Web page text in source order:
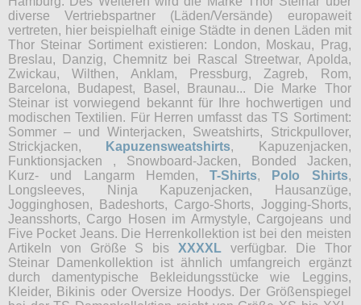
diverse Vertriebspartner (Läden/Versände) europaweit
vertreten, hier beispielhaft einige Städte in denen Läden mit
Thor Steinar Sortiment existieren: London, Moskau, Prag,
Breslau, Danzig, Chemnitz bei Rascal Streetwar, Apolda,
Zwickau, Wilthen, Anklam, Pressburg, Zagreb, Rom,
Barcelona, Budapest, Basel, Braunau... Die Marke Thor
Steinar ist vorwiegend bekannt für Ihre hochwertigen und
modischen Textilien. Für Herren umfasst das TS Sortiment:
Sommer – und Winterjacken, Sweatshirts, Strickpullover,
Strickjacken,
Kapuzensweatshirts, Kapuzenjacken,
Funktionsjacken , Snowboard-Jacken, Bonded Jacken,
Kurz- und Langarm Hemden,T-Shirts, Polo Shirts,
Longsleeves, Ninja Kapuzenjacken, Hausanzüge,
Jogginghosen, Badeshorts, Cargo-Shorts, Jogging-Shorts,
Jeansshorts, Cargo Hosen im Armystyle, Cargojeans und
Five Pocket Jeans. Die Herrenkollektion ist bei den meisten
Artikeln von Größe S bisXXXXL verfügbar. Die Thor
Steinar Damenkollektion ist ähnlich umfangreich ergänzt
durch damentypische Bekleidungsstücke wie Leggins,
Kleider, Bikinis oder Oversize Hoodys. Der Größenspiegel